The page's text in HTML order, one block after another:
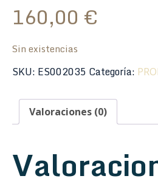
160,00 €
Sin existencias
SKU: ES002035 Categoría:
Valoraciones (0)